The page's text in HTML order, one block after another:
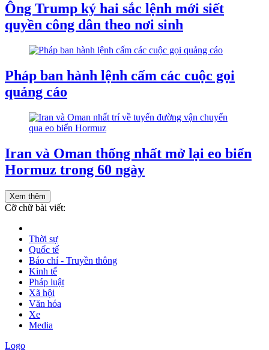
Ông Trump ký hai sắc lệnh mới siết
quyền công dân theo nơi sinh
Pháp ban hành lệnh cấm các cuộc gọi
quảng cáo
Iran và Oman thống nhất mở lại eo biển
Hormuz trong 60 ngày
Xem thêm
Cỡ chữ bài viết:
Thời sự
Quốc tế
Báo chí - Truyền thông
Kinh tế
Pháp luật
Xã hội
Văn hóa
Xe
Media
Logo